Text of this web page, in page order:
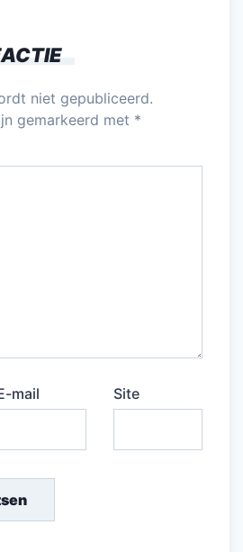
niet gepubliceerd.
gemarkeerd met *
mail Site